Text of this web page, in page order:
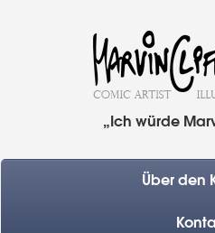
„Ich würde
Über den